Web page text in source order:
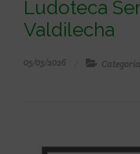
Ludoteca
Valdilecha
05/03/2026